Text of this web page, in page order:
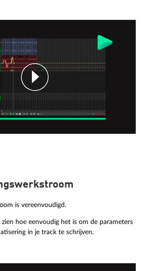
is vereenvoudigd.
hoe eenvoudig het is om de parameters
in je track te schrijven.